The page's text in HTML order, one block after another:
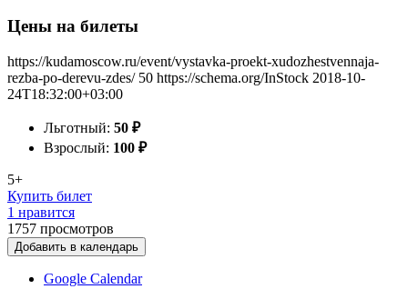
Цены на билеты
https://kudamoscow.ru/event/vystavka-proekt-xudozhestvennaja-
rezba-po-derevu-zdes/ 50 https://schema.org/InStock 2018-10-
24T18:32:00+03:00
Льготный: 50 ₽
Взрослый: 100 ₽
5+
Купить билет
1 нравится
1757 просмотров
Добавить в календарь
Google Calendar